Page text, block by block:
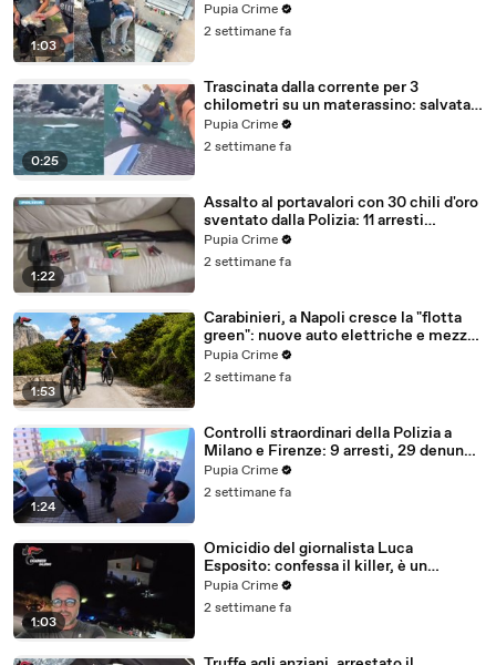
1:03
arresti (27.07.26)
Pupia Crime
2 settimane fa
0:25
Trascinata dalla corrente per 3
chilometri su un materassino: salvata
dalla Polizia (25.07.26)
Pupia Crime
2 settimane fa
1:22
Assalto al portavalori con 30 chili d'oro
sventato dalla Polizia: 11 arresti
(25.07.26)
Pupia Crime
2 settimane fa
1:53
Carabinieri, a Napoli cresce la "flotta
green": nuove auto elettriche e mezzi
sostenibili anche sulle isole (25.07.26)
Pupia Crime
2 settimane fa
1:24
Controlli straordinari della Polizia a
Milano e Firenze: 9 arresti, 29 denunce
e oltre 7mila persone identificate
(25.07.26)
Pupia Crime
2 settimane fa
1:03
Omicidio del giornalista Luca
Esposito: confessa il killer, è un
26enne tunisino (25.07.26)
Pupia Crime
2 settimane fa